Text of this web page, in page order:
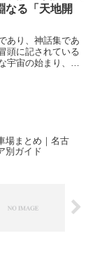
なる「天地開
あり、神話集であ
頭に記されている
宇宙の始まり、
場まとめ｜名古
別ガイド